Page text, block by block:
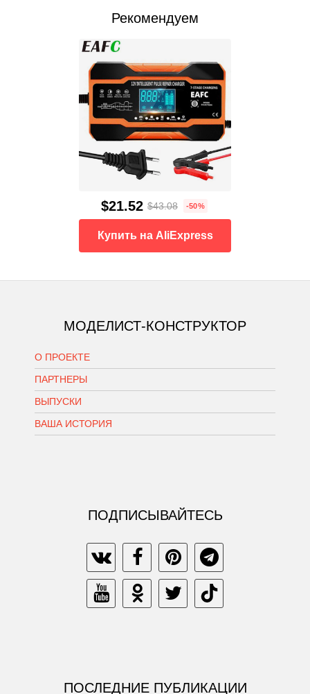
Рекомендуем
$21.52 $43.08 -50%
Купить на AliExpress
МОДЕЛИСТ-КОНСТРУКТОР
О ПРОЕКТЕ
ПАРТНЕРЫ
ВЫПУСКИ
ВАША ИСТОРИЯ
ПОДПИСЫВАЙТЕСЬ
ПОСЛЕДНИЕ ПУБЛИКАЦИИ